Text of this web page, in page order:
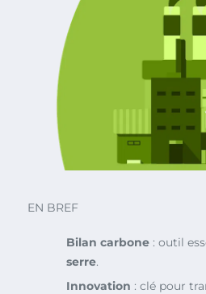
EN BREF
Bilan carbone : outil
serre.
Innovation : clé pour